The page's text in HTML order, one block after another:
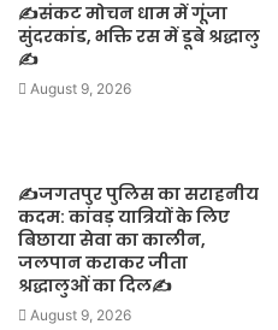
✍️संकट मोचन धाम में गूंजा
सुंदरकांड, भक्ति रस में डूबे श्रद्धालु
✍️
August 9, 2026
✍️जगतपुर पुलिस का सराहनीय
कदम: कांवड़ यात्रियों के लिए
बिछाया सेवा का कालीन,
जलपान कराकर जीता
श्रद्धालुओं का दिल✍️
August 9, 2026